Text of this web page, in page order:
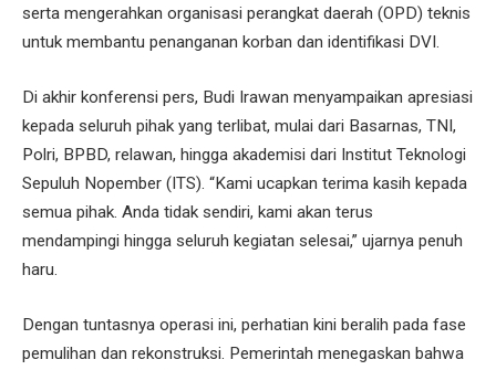
serta mengerahkan organisasi perangkat daerah (OPD) teknis
untuk membantu penanganan korban dan identifikasi DVI.
Di akhir konferensi pers, Budi Irawan menyampaikan apresiasi
kepada seluruh pihak yang terlibat, mulai dari Basarnas, TNI,
Polri, BPBD, relawan, hingga akademisi dari Institut Teknologi
Sepuluh Nopember (ITS). “Kami ucapkan terima kasih kepada
semua pihak. Anda tidak sendiri, kami akan terus
mendampingi hingga seluruh kegiatan selesai,” ujarnya penuh
haru.
Dengan tuntasnya operasi ini, perhatian kini beralih pada fase
pemulihan dan rekonstruksi. Pemerintah menegaskan bahwa